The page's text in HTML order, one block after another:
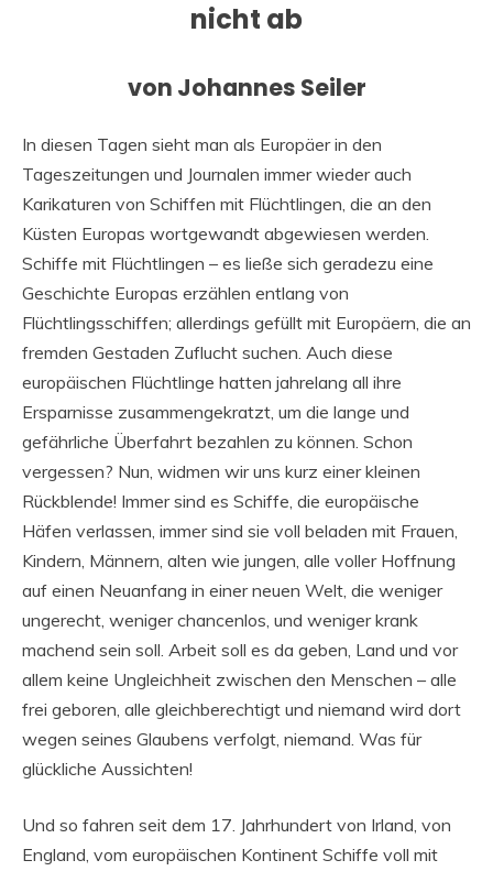
nicht ab
von Johannes Seiler
In diesen Tagen sieht man als Europäer in den
Tageszeitungen und Journalen immer wieder auch
Karikaturen von Schiffen mit Flüchtlingen, die an den
Küsten Europas wortgewandt abgewiesen werden.
Schiffe mit Flüchtlingen – es ließe sich geradezu eine
Geschichte Europas erzählen entlang von
Flüchtlingsschiffen; allerdings gefüllt mit Europäern, die an
fremden Gestaden Zuflucht suchen. Auch diese
europäischen Flüchtlinge hatten jahrelang all ihre
Ersparnisse zusammengekratzt, um die lange und
gefährliche Überfahrt bezahlen zu können. Schon
vergessen? Nun, widmen wir uns kurz einer kleinen
Rückblende! Immer sind es Schiffe, die europäische
Häfen verlassen, immer sind sie voll beladen mit Frauen,
Kindern, Männern, alten wie jungen, alle voller Hoffnung
auf einen Neuanfang in einer neuen Welt, die weniger
ungerecht, weniger chancenlos, und weniger krank
machend sein soll. Arbeit soll es da geben, Land und vor
allem keine Ungleichheit zwischen den Menschen – alle
frei geboren, alle gleichberechtigt und niemand wird dort
wegen seines Glaubens verfolgt, niemand. Was für
glückliche Aussichten!
Und so fahren seit dem 17. Jahrhundert von Irland, von
England, vom europäischen Kontinent Schiffe voll mit